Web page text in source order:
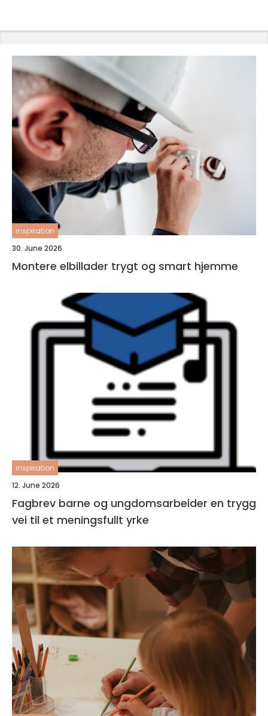
inspiration
30. June 2026
Montere elbillader trygt og smart hjemme
inspiration
12. June 2026
Fagbrev barne og ungdomsarbeider en trygg
vei til et meningsfullt yrke